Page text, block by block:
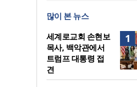
대전 유치
신학의 방향은?
느헤미야 연합기도
도’로 나라·한국교
위해 합심
세기총 “자유를
희망의 미래를 향
많이 본 뉴스
1
세계로교회 손현보
목사, 백악관에서
트럼프 대통령 접
견